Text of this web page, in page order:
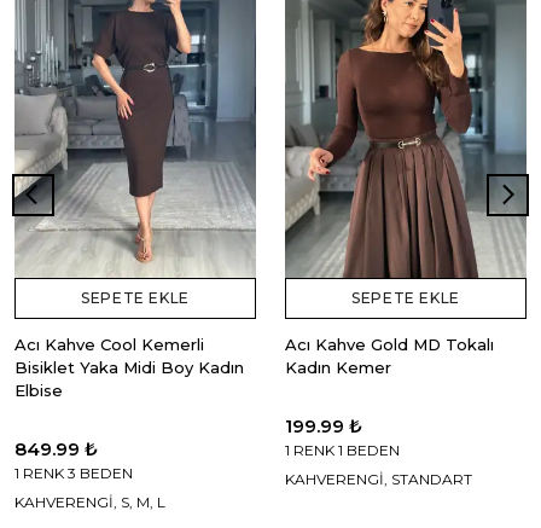
SEPETE EKLE
Acı Kahve Cool Kemerli
Bisiklet Yaka Midi Boy Kadın
Elbise
849.99 ₺
1 RENK 3 BEDEN
KAHVERENGİ, S, M, L
SEPETE EKLE
Acı Kahve Gold MD Tokalı
Kadın Kemer
199.99 ₺
1 RENK 1 BEDEN
KAHVERENGİ, STANDART